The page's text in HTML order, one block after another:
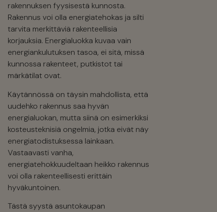
rakennuksen fyysisestä kunnosta.
Rakennus voi olla energiatehokas ja silti
tarvita merkittäviä rakenteellisia
korjauksia. Energialuokka kuvaa vain
energiankulutuksen tasoa, ei sitä, missä
kunnossa rakenteet, putkistot tai
märkätilat ovat.
Käytännössä on täysin mahdollista, että
uudehko rakennus saa hyvän
energialuokan, mutta siinä on esimerkiksi
kosteusteknisiä ongelmia, jotka eivät näy
energiatodistuksessa lainkaan.
Vastaavasti vanha,
energiatehokkuudeltaan heikko rakennus
voi olla rakenteellisesti erittäin
hyväkuntoinen.
Tästä syystä asuntokaupan